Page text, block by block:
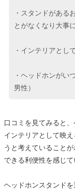
・スタンドがある
とがなくなり大事
・インテリアとし
・ヘッドホンがい
男性）
口コミを見てみると
インテリアとして映
うと考えていること
できる利便性を感じて
ヘッドホンスタンド